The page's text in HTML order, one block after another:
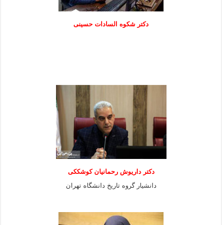
دكتر شكوه السادات حسينی
دکتر داریوش رحمانیان کوشککی
دانشیار گروه تاریخ دانشگاه تهران